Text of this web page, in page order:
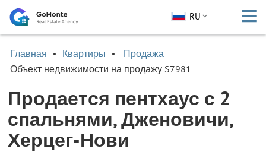
RU
Главная Квартиры
Продажа
Объект недвижимости на продажу S7981
Продается пентхаус с 2
спальнями, Дженовичи,
Херцег-Нови